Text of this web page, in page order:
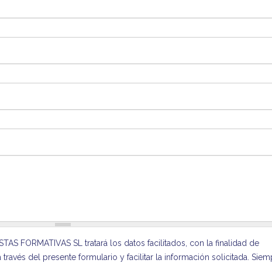
FORMATIVAS SL tratará los datos facilitados, con la finalidad de
del presente formulario y facilitar la información solicitada.